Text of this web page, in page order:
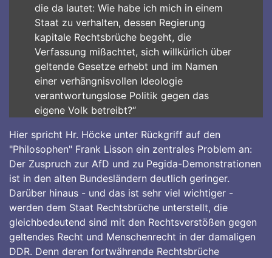
die da lautet: Wie habe ich mich in einem
Staat zu verhalten, dessen Regierung
kapitale Rechtsbrüche begeht, die
Verfassung mißachtet, sich willkürlich über
geltende Gesetze erhebt und im Namen
einer verhängnisvollen Ideologie
verantwortungslose Politik gegen das
eigene Volk betreibt?“
Hier spricht Hr. Höcke unter Rückgriff auf den
"Philosophen" Frank Lisson ein zentrales Problem an:
Der Zuspruch zur AfD und zu Pegida-Demonstrationen
ist in den alten Bundesländern deutlich geringer.
Darüber hinaus - und das ist sehr viel wichtiger -
werden dem Staat Rechtsbrüche unterstellt, die
gleichbedeutend sind mit den Rechtsverstößen gegen
geltendes Recht und Menschenrecht in der damaligen
DDR. Denn deren fortwährende Rechtsbrüche